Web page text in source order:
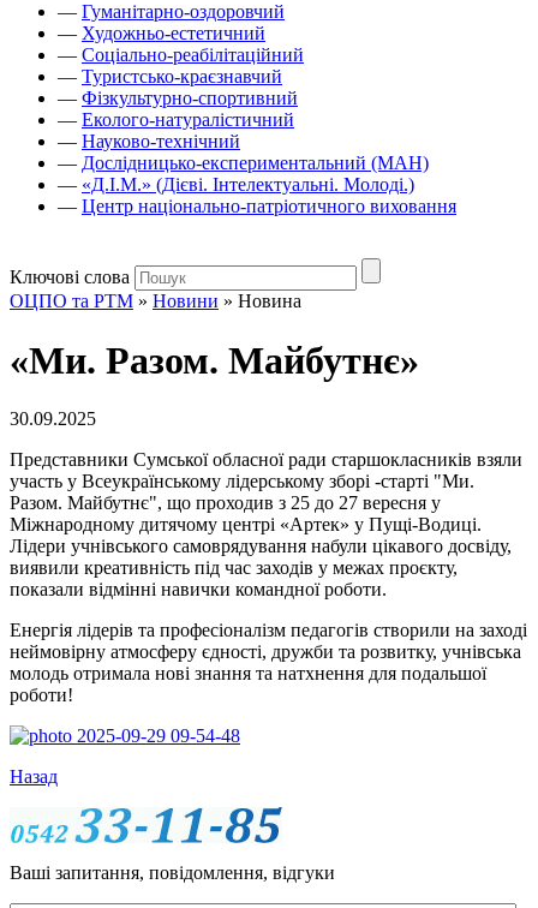
— Гуманітарно-оздоровчий
— Художньо-естетичний
— Соціально-реабілітаційний
— Туристсько-краєзнавчий
— Фізкультурно-спортивний
— Еколого-натуралістичний
— Науково-технічний
— Дослідницько-експериментальний (МАН)
— «Д.І.М.» (Дієві. Інтелектуальні. Молоді.)
— Центр національно-патріотичного виховання
Ключові слова
ОЦПО та РТМ » Новини » Новина
«Ми. Разом. Майбутнє»
30.09.2025
Представники Сумської обласної ради старшокласників взяли
участь у Всеукраїнському лідерському зборі -старті "Ми.
Разом. Майбутнє", що проходив з 25 до 27 вересня у
Міжнародному дитячому центрі «Артек» у Пущі-Водиці.
Лідери учнівського самоврядування набули цікавого досвіду,
виявили креативність під час заходів у межах проєкту,
показали відмінні навички командної роботи.
Енергія лідерів та професіоналізм педагогів створили на заході
неймовірну атмосферу єдності, дружби та розвитку, учнівська
молодь отримала нові знання та натхнення для подальшої
роботи!
Назад
Ваші запитання, повідомлення, відгуки